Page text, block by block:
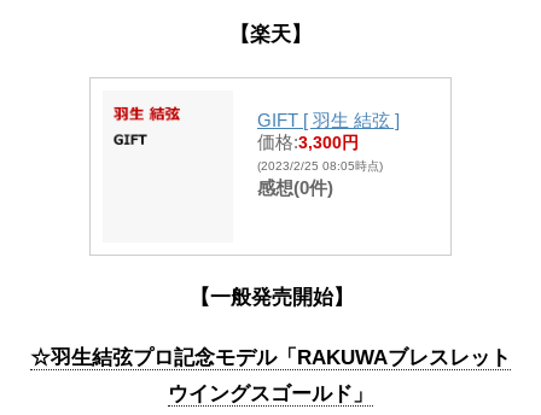
【楽天】
GIFT [ 羽生 結弦 ]
価格:3,300円
(2023/2/25 08:05時点)
感想(0件)
【一般発売開始】
☆羽生結弦プロ記念モデル「RAKUWAブレスレット
ウイングスゴールド」